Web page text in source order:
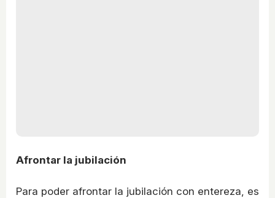
Afrontar la jubilación
Para poder afrontar la jubilación con entereza, es